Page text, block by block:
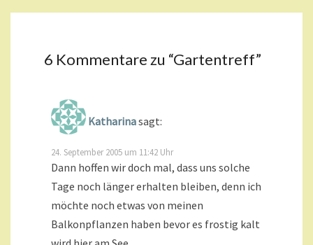
6 Kommentare zu “Gartentreff”
Katharinasagt:
24. September 2005 um 11:42 Uhr
Dann hoffen wir doch mal, dass uns solche
Tage noch länger erhalten bleiben, denn ich
möchte noch etwas von meinen
Balkonpflanzen haben bevor es frostig kalt